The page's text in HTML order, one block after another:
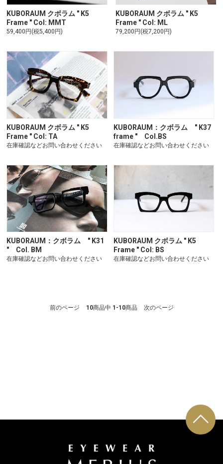
KUBORAUM クボラム " K5
Frame " Col: MMT
59,400円(税5,400円)
KUBORAUM クボラム " K5
Frame " Col: ML
79,200円(税7,200円)
KUBORAUM クボラム " K5
Frame " Col: TA
在庫確認などお問い合わせください
KUBORAUM：クボラム " K37
frame " Col.BS
在庫確認などお問い合わせください
KUBORAUM：クボラム " K31
" Col. BM
在庫確認などお問い合わせください
KUBORAUM クボラム " K5
Frame " Col: BS
在庫確認などお問い合わせください
前のページ 10商品中 1-10商品 次のページ